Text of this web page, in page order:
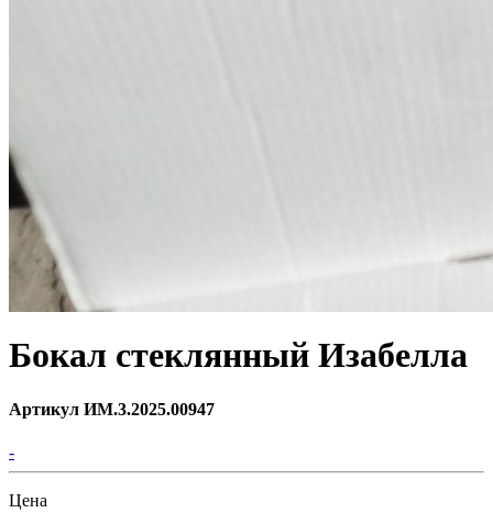
Бокал стеклянный Изабелла
Артикул ИМ.3.2025.00947
-
Цена